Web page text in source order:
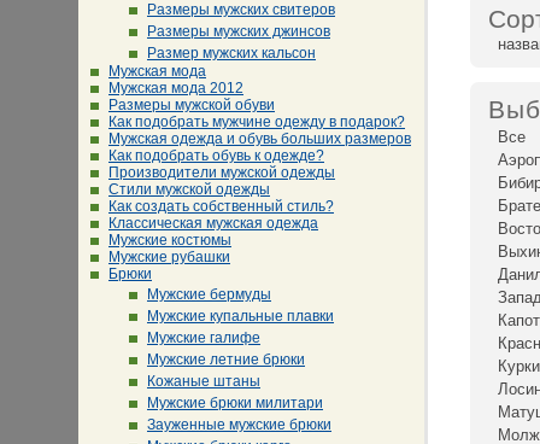
Размеры мужских свитеров
Размеры мужских джинсов
Размер мужских кальсон
Мужская мода
Мужская мода 2012
Размеры мужской обуви
Как подобрать мужчине одежду в подарок?
Мужская одежда и обувь больших размеров
Как подобрать обувь к одежде?
Производители мужской одежды
Стили мужской одежды
Как создать собственный стиль?
Классическая мужская одежда
Мужские костюмы
Мужские рубашки
Брюки
Мужские бермуды
Мужские купальные плавки
Мужские галифе
Мужские летние брюки
Кожаные штаны
Мужские брюки милитари
Зауженные мужские брюки
Все